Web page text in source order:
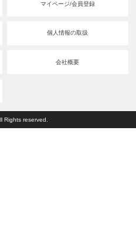
マイページ/会員登録
個人情報の取扱
会社概要
Rights reserved.